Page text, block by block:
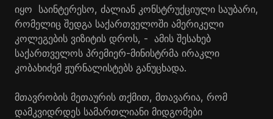
იყო საინტერესო, ძალიან კონსტრუქციული საუბარი,
რომელიც შედგა საქართველოში ამერიკელი
კოლეგების ვიზიტის დროს, - ამის შესახებ
საქართველოს პრემიერ-მინისტრმა ირაკლი
კობახიძემ ჟურნალისტებს განუცხადა.
მთავრობის მეთაურის თქმით, მთავარია, რომ
დამკვიდრდეს სამართლიანი მიდგომები